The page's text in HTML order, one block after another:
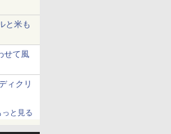
と米も
せて風
ィクリ
っと見る